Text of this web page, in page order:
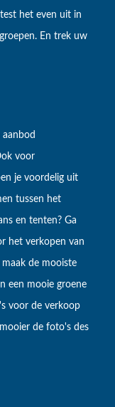
het even uit in
En trek uw
voor
je voordelig uit
tussen het
en tenten? Ga
het verkopen van
de mooiste
een mooie groene
voor de verkoop
de foto's des